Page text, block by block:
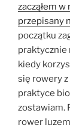
zacząłem
przepisany
początku
praktycznie
kiedy
się rowery
praktyce
zostawiam.
rower